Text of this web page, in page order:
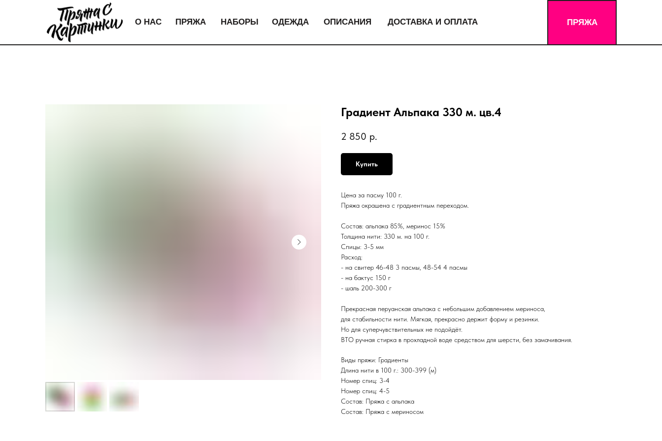
ПРЯЖА ОДЕЖДА
О НАС ПРЯЖА
НАБОРЫ ОПИСАНИЯ ДОСТАВКА И ОПЛАТА
Градиент Альпака 330 м. цв.4
2 850 р.
Купить
Цена за пасму 100 г.
Пряжа окрашена с градиентным переходом.
Состав: альпака 85%, меринос 15%
Толщина нити: 330 м. на 100 г.
Спицы: 3-5 мм
Расход:
- на свитер 46-48 3 пасмы, 48-54 4 пасмы
- на бактус 150 г
- шаль 200-300 г
Прекрасная перуанская альпака с небольшим добавлением мериноса,
для стабильности нити. Мягкая, прекрасно держит форму и резинки.
Но для суперчувствительных не подойдёт.
ВТО ручная стирка в прохладной воде средством для шерсти, без замачивания.
Виды пряжи: Градиенты
Длина нити в 100 г.: 300-399 (м)
Номер спиц: 3-4
Номер спиц: 4-5
Состав: Пряжа с альпака
Состав: Пряжа с мериносом